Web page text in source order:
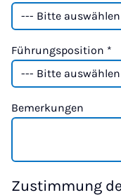
Führungsposition *
Bemerkungen
Zustimmung